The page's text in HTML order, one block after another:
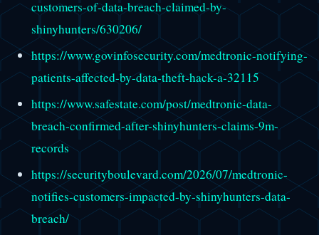
customers-of-data-breach-claimed-by-
shinyhunters/630206/
https://www.govinfosecurity.com/medtronic-notifying-
patients-affected-by-data-theft-hack-a-32115
https://www.safestate.com/post/medtronic-data-
breach-confirmed-after-shinyhunters-claims-9m-
records
https://securityboulevard.com/2026/07/medtronic-
notifies-customers-impacted-by-shinyhunters-data-
breach/